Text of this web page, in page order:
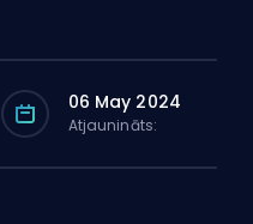
06 May 2024
Atjaunināts: